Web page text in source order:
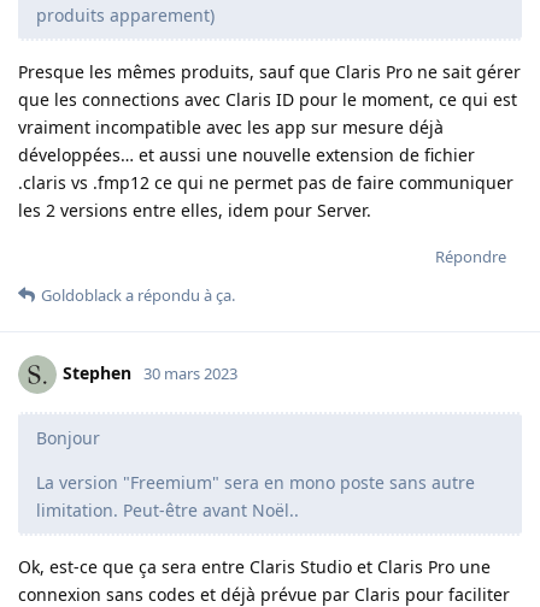
produits apparement)
Presque les mêmes produits, sauf que Claris Pro ne sait gérer
que les connections avec Claris ID pour le moment, ce qui est
vraiment incompatible avec les app sur mesure déjà
développées… et aussi une nouvelle extension de fichier
.claris vs .fmp12 ce qui ne permet pas de faire communiquer
les 2 versions entre elles, idem pour Server.
Répondre
Goldoblacka répondu à ça.
Stephen 30 mars 2023
Bonjour
La version "Freemium" sera en mono poste sans autre
limitation. Peut-être avant Noël..
Ok, est-ce que ça sera entre Claris Studio et Claris Pro une
connexion sans codes et déjà prévue par Claris pour faciliter